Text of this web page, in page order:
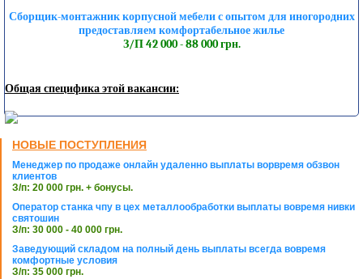
Сборщик-монтажник корпусной мебели с опытом для иногородних
предоставляем комфортабельное жилье
З/П 42 000 - 88 000 грн.
Общая специфика этой вакансии:
НОВЫЕ ПОСТУПЛЕНИЯ
Менеджер по продаже онлайн удаленно выплаты ворвремя обзвон
клиентов
З/п: 20 000 грн. + бонусы.
Оператор станка чпу в цех металлообработки выплаты вовремя нивки
святошин
З/п: 30 000 - 40 000 грн.
Заведующий складом на полный день выплаты всегда вовремя
комфортные условия
З/п: 35 000 грн.